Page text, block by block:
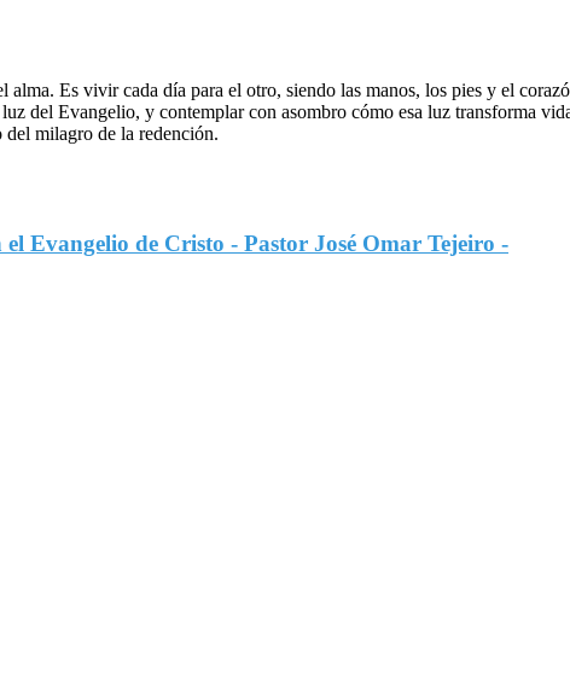
Es vivir cada día para el otro, siendo las manos, los pies y el
del Evangelio, y contemplar con asombro cómo esa luz transforma
del milagro de la redención.
Evangelio de Cristo - Pastor José Omar Tejeiro -